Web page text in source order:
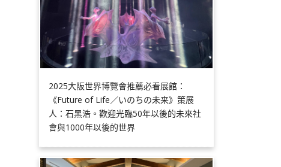
2025大阪世界博覽會推薦必看展館：
《Future of Life／いのちの未来》策展
人：石黑浩。歡迎光臨50年以後的未來社
會與1000年以後的世界